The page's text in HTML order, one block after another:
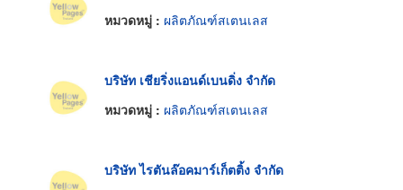
หมวดหมู่ : ผลิตภัณฑ์สเตนเลส
บริษัท เชียริ่งแอนด์เบนดิ่ง จำกัด
หมวดหมู่ : ผลิตภัณฑ์สเตนเลส
บริษัท ไรตันล๊อคมาร์เก็ตติ้ง จำกัด